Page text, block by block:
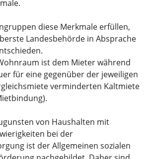
diese Merkmale erfüllen,
Landesbehörde in Absprache
ist dem Mieter während
für eine gegenüber der jeweiligen
verminderten Kaltmiete
von Haushalten mit
bei der
ist der Allgemeinen sozialen